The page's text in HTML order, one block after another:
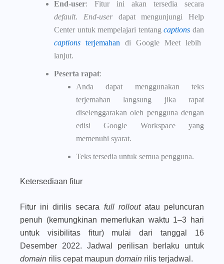
End-user: Fitur ini akan tersedia secara
default. End-user dapat mengunjungi Help
Center untuk mempelajari tentang captions dan
captions terjemahan di Google Meet lebih
lanjut.
Peserta rapat:
Anda dapat menggunakan teks
terjemahan langsung jika rapat
diselenggarakan oleh pengguna dengan
edisi Google Workspace yang
memenuhi syarat.
Teks tersedia untuk semua pengguna.
Ketersediaan fitur
Fitur ini dirilis secara full rollout atau peluncuran
penuh (kemungkinan memerlukan waktu 1–3 hari
untuk visibilitas fitur) mulai dari tanggal 16
Desember 2022. Jadwal perilisan berlaku untuk
domain rilis cepat maupun domain rilis terjadwal.